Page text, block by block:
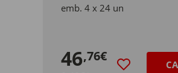
emb. 4 x 24 un
46,76€